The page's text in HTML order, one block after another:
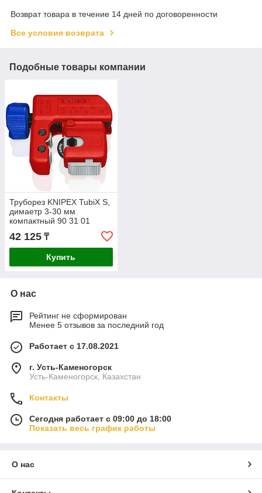
Возврат товара в течение 14 дней по договоренности
Все условия возврата
Подобные товары компании
Труборез KNIPEX TubiX S,
димаетр 3-30 мм
компактный 90 31 01
42 125 ₸
Купить
О нас
Рейтинг не сформирован
Менее 5 отзывов за последний год
Работает с 17.08.2021
г. Усть-Каменогорск
Усть-Каменогорск, Казахстан
Контакты
Сегодня работает с 09:00 до 18:00
Показать весь график работы
О нас